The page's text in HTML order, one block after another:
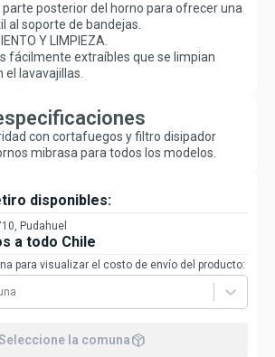
parte posterior del horno para ofrecer una
al soporte de bandejas.
Y LIMPIEZA.
fácilmente extraíbles que se limpian
lavavajillas.
con cortafuegos y filtro disipador
mibrasa para todos los modelos.
disponibles:
Pudahuel
a todo Chile
para visualizar el costo de envío del producto:
la comunapackage_2